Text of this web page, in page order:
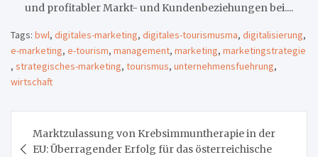
und profitabler Markt- und Kundenbeziehungen bei....
Tags: bwl, digitales-marketing, digitales-tourismusma, digitalisierung,
e-marketing, e-tourism, management, marketing, marketingstrategie
, strategisches-marketing, tourismus, unternehmensfuehrung,
wirtschaft
Marktzulassung von Krebsimmuntherapie in der
EU: Überragender Erfolg für das österreichische